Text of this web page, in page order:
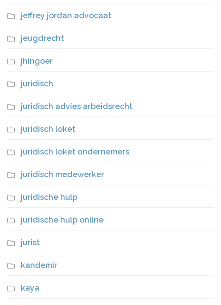
jeffrey jordan advocaat
jeugdrecht
jhingoer
juridisch
juridisch advies arbeidsrecht
juridisch loket
juridisch loket ondernemers
juridisch medewerker
juridische hulp
juridische hulp online
jurist
kandemir
kaya